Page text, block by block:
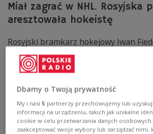
Miał zagrać w NHL. Rosyjska
aresztowała hokeistę
Rosyjski bramkarz hokejowy Iwan
zespole Philadelphia Flyers, został
Petersburgu pod zarzutem uchylania
Zobacz więcej na temat:SPORT
wojna 2022
sporty zimowe
Dbamy o Twoją prywatność
My i nasi5 partnerzy przechowujemy lub
informacji na urządzeniu, takich jak unikalne
cookie w celu przetwarzania danych
zaakceptować swoje wybory lub zarządzać nimi,